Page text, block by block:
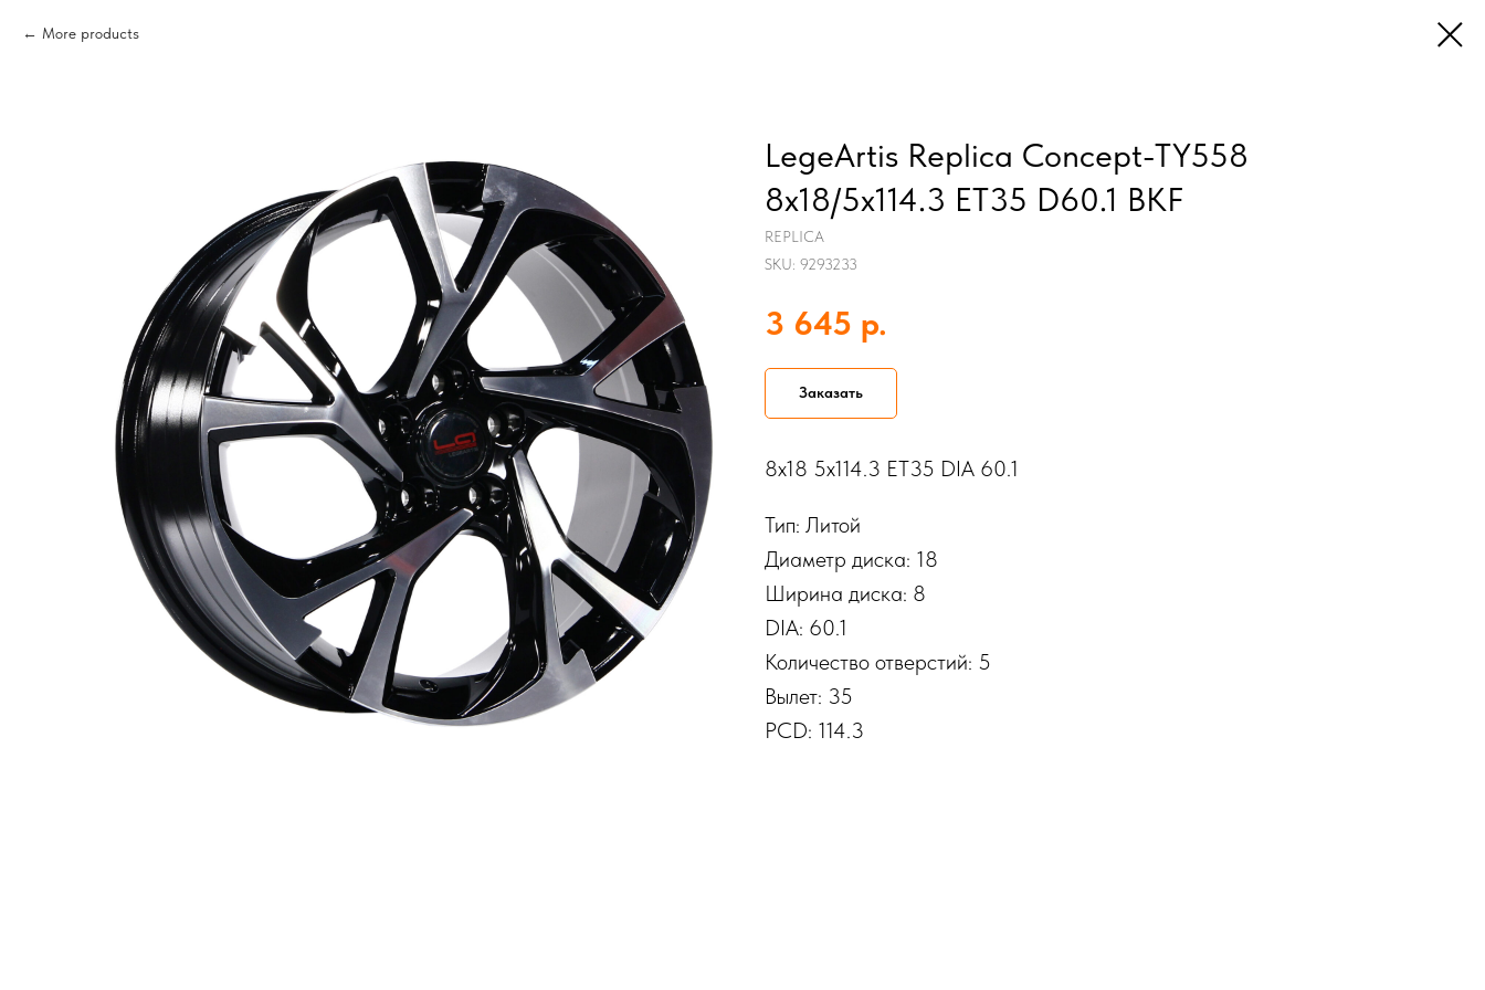
More products
LegeArtis Replica Concept-TY558
8x18/5x114.3 ET35 D60.1 BKF
REPLICA
SKU: 9293233
3 645 р.
Заказать
8x18 5x114.3 ET35 DIA 60.1
Тип: Литой
Диаметр диска: 18
Ширина диска: 8
DIA: 60.1
Количество отверстий: 5
Вылет: 35
PCD: 114.3